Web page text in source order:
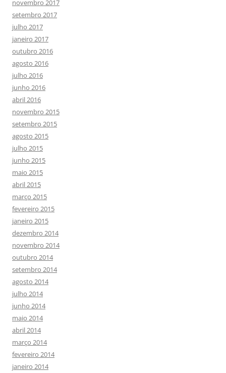
novembro 2017
setembro 2017
julho 2017
janeiro 2017
outubro 2016
agosto 2016
julho 2016
junho 2016
abril 2016
novembro 2015
setembro 2015
agosto 2015
julho 2015
junho 2015
maio 2015
abril 2015
março 2015
fevereiro 2015
janeiro 2015
dezembro 2014
novembro 2014
outubro 2014
setembro 2014
agosto 2014
julho 2014
junho 2014
maio 2014
abril 2014
março 2014
fevereiro 2014
janeiro 2014